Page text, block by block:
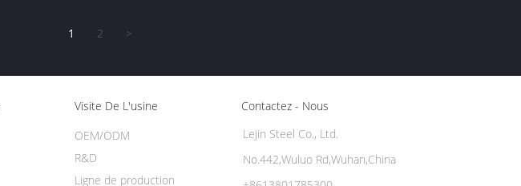
1 2 >
Visite De L'usine
Ligne de production
OEM/ODM
R&D
Contactez - Nous
Lejin Steel Co., Ltd.
No.442,Wuluo Rd,Wuhan,China